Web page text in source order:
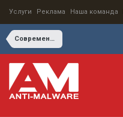
Услуги Реклама Наша команда
Современные угрозы и защита от них